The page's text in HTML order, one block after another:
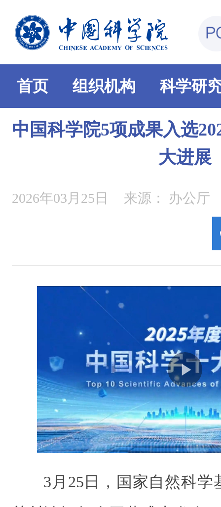
首页 组织机构 科学研
中国科学院5项成果入选
大进展
2026年03月25日 来源： 办公厅
3月25日，国家自然科学